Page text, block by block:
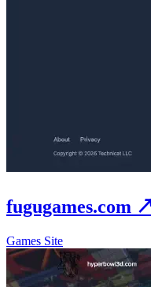
fugugames.com
Games Site